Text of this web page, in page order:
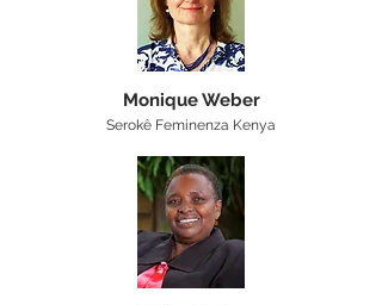
Monique Weber
Serokê Feminenza Kenya